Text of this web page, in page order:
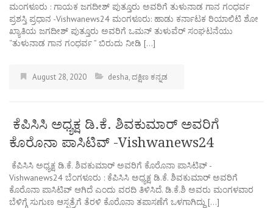
ಮಂಗಳೂರು : ಗಾಯಕ ಜಗದೀಶ್‌ ಪುತ್ತೂರು ಅವರಿಗೆ ತುಳುನಾಡ ಗಾನ ಗಂಧರ್ವ
ಪ್ರಶಸ್ತಿ ಪ್ರಧಾನ -Vishwanews24 ಮಂಗಳೂರು: ಹಾಡು ಕರ್ನಾಟಕ ರಿಯಾಲಿಟಿ ಶೋ
ಖ್ಯಾತಿಯ ಜಗದೀಶ್ ಪುತ್ತೂರು ಅವರಿಗೆ ಒಮನ್ ತುಳುವೆರ್ ಸಂಘಟನೆಯು
“ತುಳುನಾಡ ಗಾನ ಗಂಧರ್ವ ” ಬಿರುದು ನೀಡಿ […]
August 28, 2020 desha,ದಕ್ಷಿಣ ಕನ್ನಡ
ಕೆಪಿಸಿಸಿ ಅಧ್ಯಕ್ಷ ಡಿ.ಕೆ. ಶಿವಕುಮಾರ್‌ ಅವರಿಗೆ
ಕೊರೊನಾ ಪಾಸಿಟಿವ್ -Vishwanews24
ಕೆಪಿಸಿಸಿ ಅಧ್ಯಕ್ಷ ಡಿ.ಕೆ. ಶಿವಕುಮಾರ್‌ ಅವರಿಗೆ ಕೊರೊನಾ ಪಾಸಿಟಿವ್ -
Vishwanews24 ಬೆಂಗಳೂರು : ಕೆಪಿಸಿಸಿ ಅಧ್ಯಕ್ಷ ಡಿ.ಕೆ. ಶಿವಕುಮಾರ್‌ ಅವರಿಗೆ
ಕೊರೊನಾ ಪಾಸಿಟಿವ್‌ ಆಗಿದೆ ಎಂದು ವರದಿ ತಿಳಿಸಿದೆ. ಡಿ.ಕೆ.ಶಿ ಅವರು ಮಂಗಳವಾರ
ಬೆಳಿಗ್ಗೆ ಸುಗುಣ ಆಸ್ಪತ್ರೆಗೆ ತೆರಳಿ ಕೊರೊನಾ ತಪಾಸಣೆಗೆ ಒಳಗಾಗಿದ್ದು […]